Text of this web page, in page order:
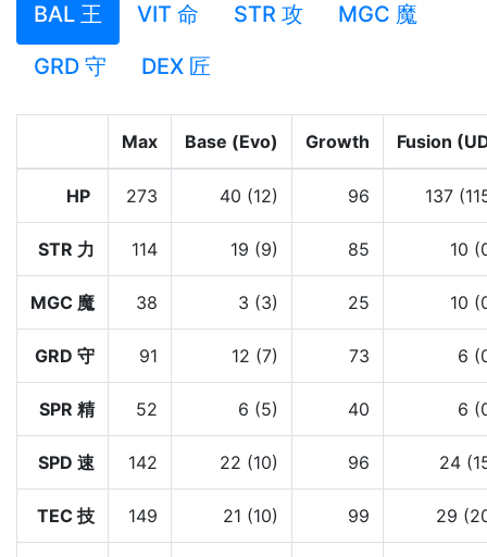
BAL 王 VIT 命 STR 攻
MGC 魔
GRD 守
DEX 匠
Max Base (Evo) Growth Fusion
HP 273 40 (12) 96 137
STR 力 114 19 (9) 85 10
MGC 魔 38 3 (3) 25 10
GRD 守 91 12 (7) 73 6
SPR 精 52 6 (5) 40 6
SPD 速 142 22 (10) 96 24
TEC 技 149 21 (10) 99 29